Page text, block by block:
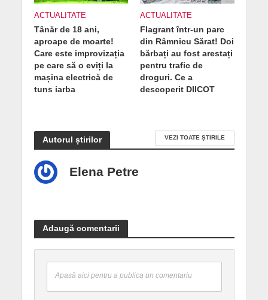
ACTUALITATE
Tânăr de 18 ani,
aproape de moarte!
Care este improvizația
pe care să o eviți la
mașina electrică de
tuns iarba
ACTUALITATE
Flagrant într-un parc
din Râmnicu Sărat! Doi
bărbați au fost arestați
pentru trafic de
droguri. Ce a
descoperit DIICOT
Autorul știrilor VEZI TOATE ȘTIRILE
Elena Petre
Adaugă comentarii
Apasă aici pentru a publica un comentariu